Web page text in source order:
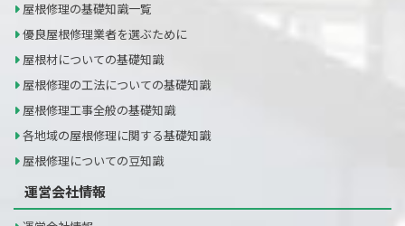
屋根修理の基礎知識一覧
優良屋根修理業者を選ぶために
屋根材についての基礎知識
屋根修理の工法についての基礎知識
屋根修理工事全般の基礎知識
各地域の屋根修理に関する基礎知識
屋根修理についての豆知識
運営会社情報